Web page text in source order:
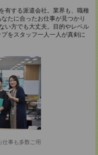
有する派遣会社。業界も、職種
たに合ったお仕事が見つかり
い方でも大丈夫。目的やレベル
をスタッフ一人一人が真剣に
仕事も多数ご用